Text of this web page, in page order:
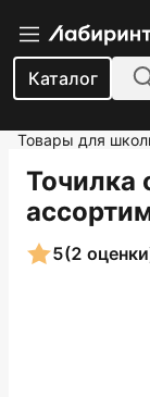
Каталог
Товары для
Точилка
5(2